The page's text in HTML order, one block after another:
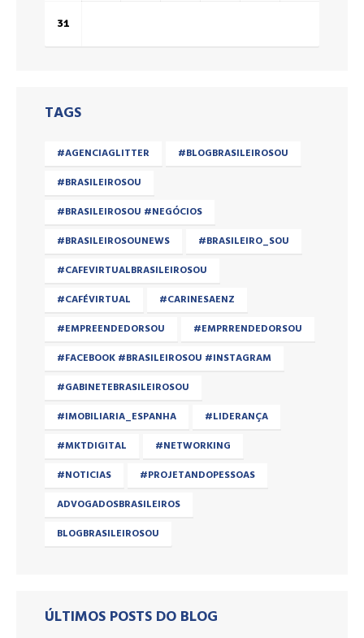
31
TAGS
#AGENCIAGLITTER
#BLOGBRASILEIROSOU
#BRASILEIROSOU
#BRASILEIROSOU #NEGÓCIOS
#BRASILEIROSOUNEWS
#BRASILEIRO_SOU
#CAFEVIRTUALBRASILEIROSOU
#CAFÉVIRTUAL
#CARINESAENZ
#EMPREENDEDORSOU
#EMPRRENDEDORSOU
#FACEBOOK #BRASILEIROSOU #INSTAGRAM
#GABINETEBRASILEIROSOU
#IMOBILIARIA_ESPANHA
#LIDERANÇA
#MKTDIGITAL
#NETWORKING
#NOTICIAS
#PROJETANDOPESSOAS
ADVOGADOSBRASILEIROS
BLOGBRASILEIROSOU
ÚLTIMOS POSTS DO BLOG